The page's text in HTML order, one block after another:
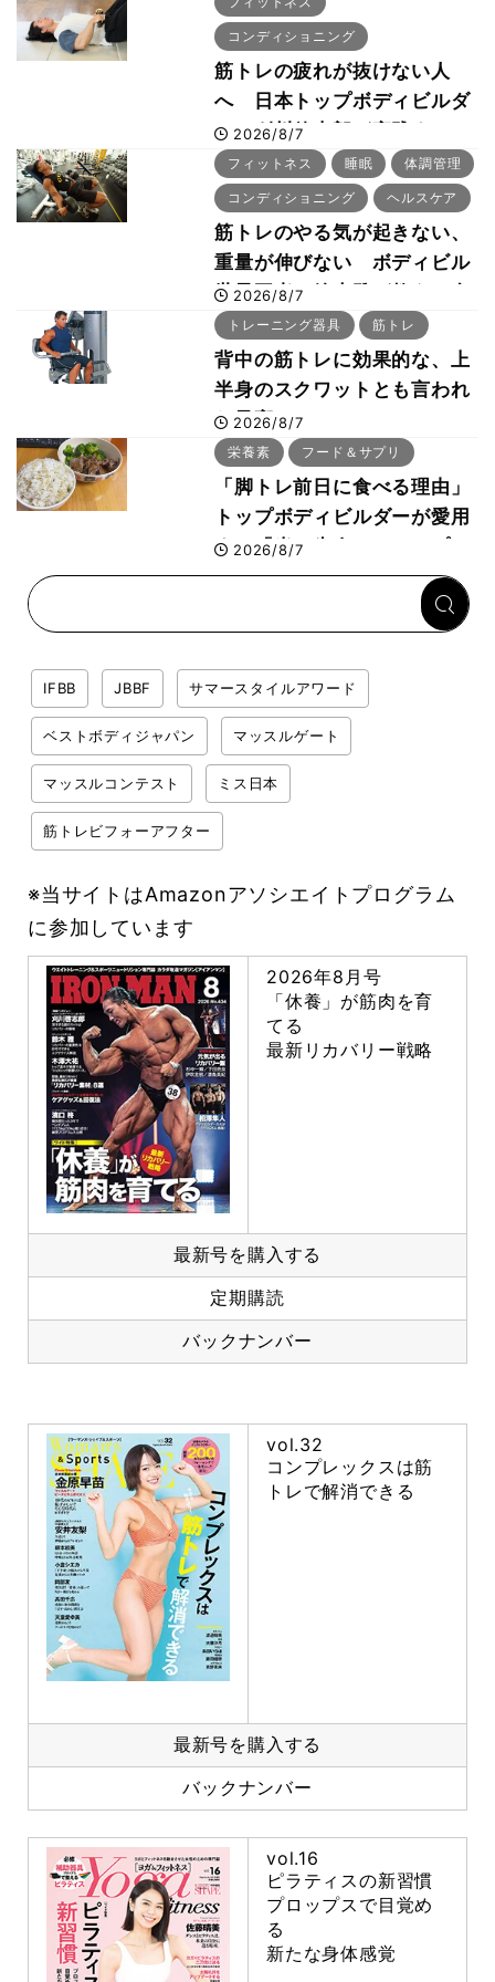
コンディショニング
筋トレの疲れが抜けない人
へ 日本トップボディビルダ
ー・刈川啓志郎が実践する
「回復習慣」
2026/8/7
フィットネス 睡眠 体調管理
コンディショニング ヘルスケア
筋トレのやる気が起きない、
重量が伸びない ボディビル
世界王者・鈴木雅が教える食
事・睡眠・呼吸の整え方
2026/8/7
トレーニング器具 筋トレ
背中の筋トレに効果的な、上
半身のスクワットとも言われ
た最高マシン“ノーチラス・
プルオーバーマシン”とは？
2026/8/7
栄養素 フード＆サプリ
「脚トレ前日に食べる理由」
トップボディビルダーが愛用
する「米＋牛肉」のシンプル
回復メシとは？
2026/8/7
IFBB JBBF サマースタイルアワード
ベストボディジャパン マッスルゲート
マッスルコンテスト ミス日本
筋トレビフォーアフター
※当サイトはAmazonアソシエイトプログラム
に参加しています
2026年8月号
「休養」が筋肉を育
てる
最新リカバリー戦略
最新号を購入する
定期購読
バックナンバー
vol.32
コンプレックスは筋
トレで解消できる
最新号を購入する
バックナンバー
vol.16
ピラティスの新習慣
プロップスで目覚め
る
新たな身体感覚